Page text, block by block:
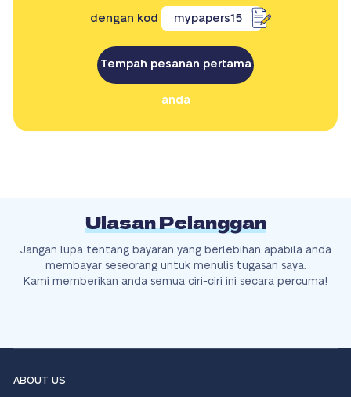
dengan kod mypapers15
Tempah pesanan pertama
anda
Ulasan Pelanggan
Jangan lupa tentang bayaran yang berlebihan apabila anda
membayar seseorang untuk menulis tugasan saya.
Kami memberikan anda semua ciri-ciri ini secara percuma!
ABOUT US